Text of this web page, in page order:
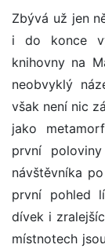
Zbývá už jen
i do konce
knihovny na
neobvyklý
však není nic
jako
první
návštěvníka
první pohled
dívek i
místnotech